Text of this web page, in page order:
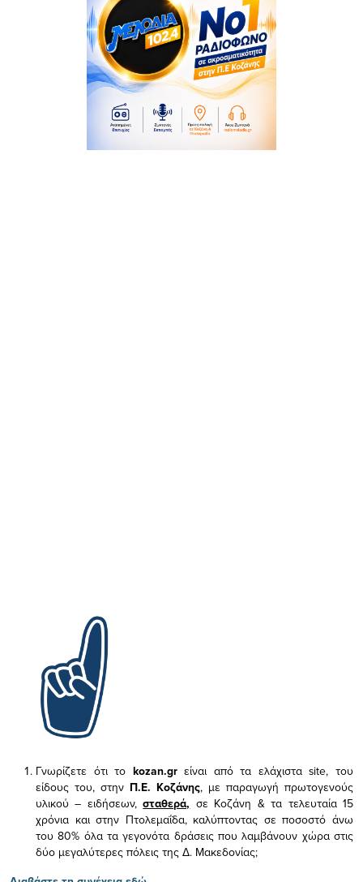
Γνωρίζετε ότι το kozan.gr είναι από τα ελάχισταsite, του
είδους του, στην Π.Ε. Κοζάνης, με παραγωγή πρωτογενούς
υλικού – ειδήσεων,σταθερά, σε Κοζάνη & τα τελευταία 15
χρόνια και στην Πτολεμαΐδα, καλύπτοντας σε ποσοστό άνω
του 80% όλα τα γεγονότα δράσεις που λαμβάνουν χώρα στις
δύο μεγαλύτερες πόλεις της Δ. Μακεδονίας;